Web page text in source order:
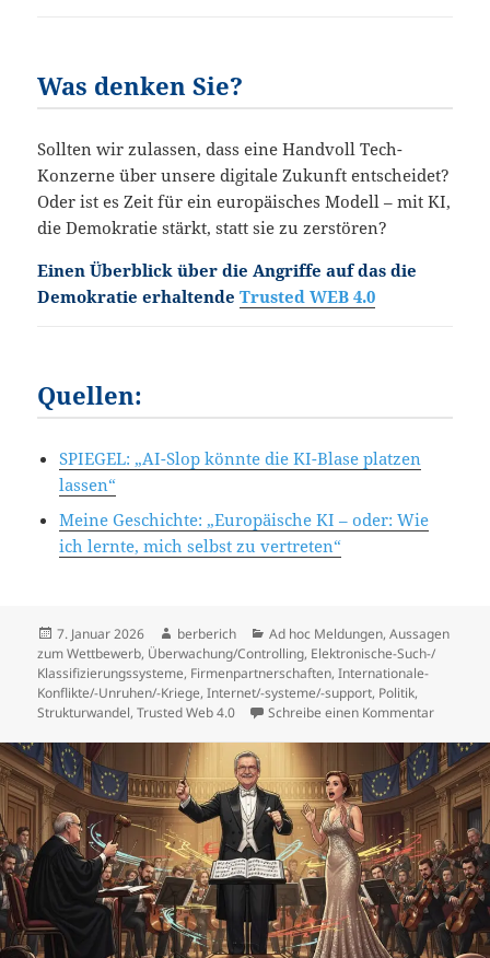
Was denken Sie?
Sollten wir zulassen, dass eine Handvoll Tech-
Konzerne über unsere digitale Zukunft entscheidet?
Oder ist es Zeit für ein europäisches Modell – mit KI,
die Demokratie stärkt, statt sie zu zerstören?
Einen Überblick über die Angriffe auf das die
Demokratie erhaltendeTrusted WEB 4.0
Quellen:
SPIEGEL: „AI-Slop könnte die KI-Blase platzen
lassen“
Meine Geschichte: „Europäische KI – oder: Wie
ich lernte, mich selbst zu vertreten“
Veröffentlicht
am
7. Januar 2026 Autor
berberich Kategorien
Ad hoc Meldungen,Aussagen
zum Wettbewerb, Überwachung/Controlling, Elektronische-Such-/
Klassifizierungssysteme, Firmenpartnerschaften,Internationale-
Konflikte/-Unruhen/-Kriege,Internet/-systeme/-support, Politik,
Strukturwandel,Trusted Web 4.0 Schreibe einen Kommentar